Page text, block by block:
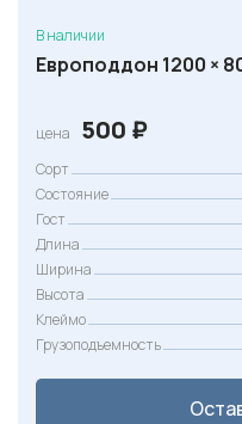
В наличии
Европоддон 1200 ×
цена 500 ₽
Сорт
Состояние
Гост
Длина
Ширина
Высота
Клеймо
Грузоподъемность